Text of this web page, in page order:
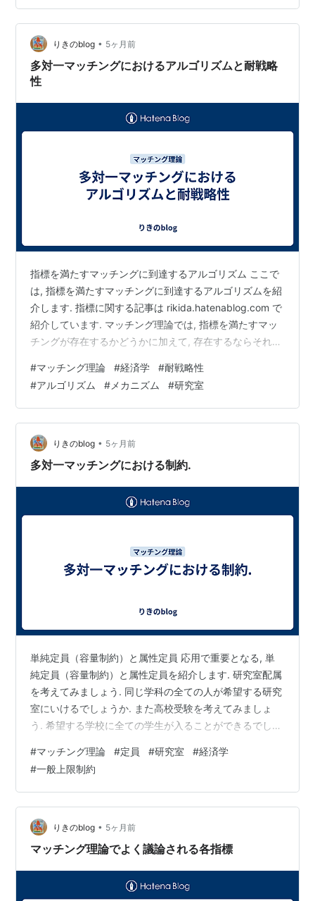
ミ室や『学び合い』の会、授業の参観などで会話してい
たメンバーと、今度は自分の体験をもとに語り合えるよ
うになった。 その環境が、オンラインによって保証され
ている。 これは、それぞれの一ヶ…
りきのblog • 5ヶ月前
多対一マッチングにおけるアルゴリズムと耐戦略
性
指標を満たすマッチングに到達するアルゴリズム ここで
は, 指標を満たすマッチングに到達するアルゴリズムを紹
介します. 指標に関する記事は rikida.hatenablog.com で
紹介しています. マッチング理論では, 指標を満たすマッ
チングが存在するかどうかに加えて, 存在するならそれを
代に学んでいた数学（例えば微分方程式やブラウワーの
不動点定理など）は, 存在だけを証明することが多く, 実
際に求める手順まではやらない（もしくはできない）こ
ともよくありました（多分）. しかしマッチング理論では
「求める手順」も重要になります. ポイント…
#マッチング理論 #経済学 #耐戦略性
#アルゴリズム # メカニズム #研究室
りきのblog • 5ヶ月前
多対一マッチングにおける制約.
単純定員（容量制約）と属性定員 応用で重要となる, 単
純定員（容量制約）と属性定員を紹介します. 研究室配属
を考えてみましょう. 同じ学科の全ての人が希望する研究
室にいけるでしょうか. また高校受験を考えてみましょ
う. 希望する学校に全ての学生が入ることができるでしょ
研究室や学校には定員が設けられているからです. 定員を
オーバーしてしまうと, 学生の面倒を見切ることができな
くなります. そのため定員が設けられており, その結果, 全
ての学生が希望する研究室や学校に入ることはできない
んですね. マッチング理論の本質は, 限りある定員にど…
#マッチング理論 #定員 #研究室 #経済学
#一般上限制約
りきのblog • 5ヶ月前
マッチング理論でよく議論される各指標